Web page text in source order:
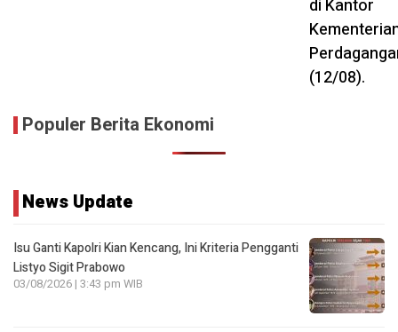
Populer Berita Ekonomi
News Update
Isu Ganti Kapolri Kian Kencang, Ini Kriteria Pengganti
Listyo Sigit Prabowo
03/08/2026 | 3:43 pm WIB